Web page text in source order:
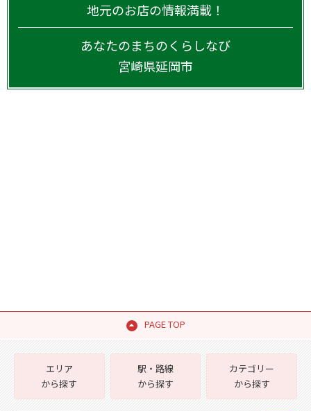
地元のお店の情報満載！
あなたのまちのくらしなび
宮崎県延岡市
PAGE TOP
エリア
から探す
駅・路線
から探す
カテゴリー
から探す